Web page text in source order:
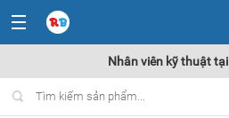
Nhân viên kỹ thuật